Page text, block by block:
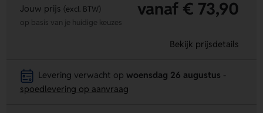
Jouw prijs (excl. BTW) vanaf € 73,90
op basis van je huidige keuzes
Bekijk prijsdetails
Levering verwacht op woensdag 26 augustus
spoedlevering op aanvraag